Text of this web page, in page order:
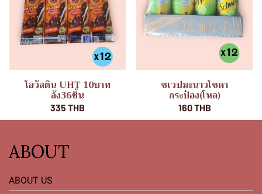
โอวัลติน UHT 10บาท
ลัง36ชิ้น
335 THB
ชเวปมะนาวโซดา
กระป๋อง(โหล)
160 THB
ABOUT
ABOUT US